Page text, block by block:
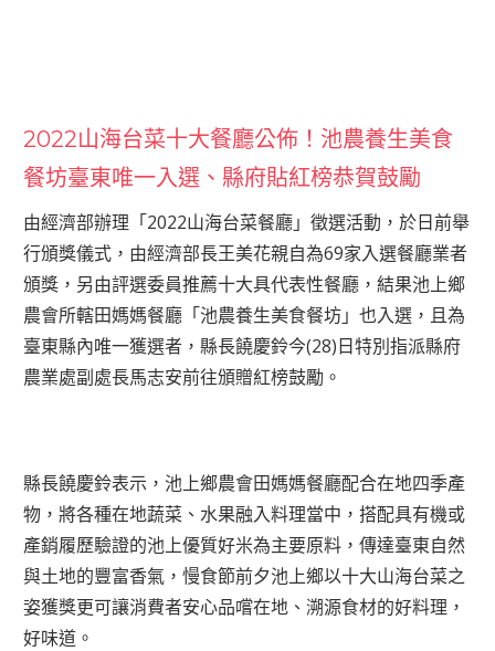
2022山海台菜十大餐廳公佈！池農養生美食
餐坊臺東唯一入選、縣府貼紅榜恭賀鼓勵
由經濟部辦理「2022山海台菜餐廳」徵選活動，於日前舉
行頒獎儀式，由經濟部長王美花親自為69家入選餐廳業者
頒獎，另由評選委員推薦十大具代表性餐廳，結果池上鄉
農會所轄田媽媽餐廳「池農養生美食餐坊」也入選，且為
臺東縣內唯一獲選者，縣長饒慶鈴今(28)日特別指派縣府
農業處副處長馬志安前往頒贈紅榜鼓勵。
縣長饒慶鈴表示，池上鄉農會田媽媽餐廳配合在地四季產
物，將各種在地蔬菜、水果融入料理當中，搭配具有機或
產銷履歷驗證的池上優質好米為主要原料，傳達臺東自然
與土地的豐富香氣，慢食節前夕池上鄉以十大山海台菜之
姿獲獎更可讓消費者安心品嚐在地、溯源食材的好料理，
好味道。